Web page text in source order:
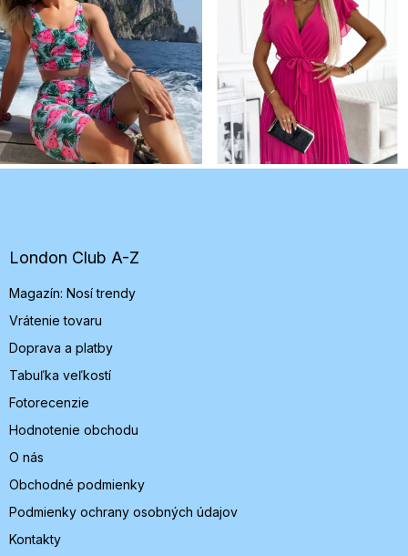
e
London Club A-Z
Magazín: Nosí trendy
Vrátenie tovaru
Doprava a platby
Tabuľka veľkostí
Fotorecenzie
Hodnotenie obchodu
O nás
Obchodné podmienky
Podmienky ochrany osobných údajov
Kontakty